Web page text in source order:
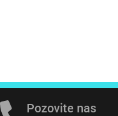
Pozovite nas